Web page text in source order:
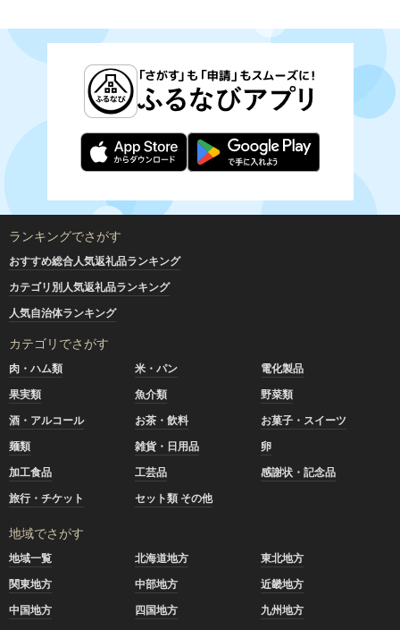
ランキングでさがす
おすすめ総合人気返礼品ランキング
カテゴリ別人気返礼品ランキング
人気自治体ランキング
カテゴリでさがす
肉・ハム類 米・パン
電化製品
果実類
魚介類
野菜類
酒・アルコール
お茶・飲料
お菓子・スイーツ
麺類
雑貨・日用品
卵
加工食品
工芸品
感謝状・記念品
旅行・チケット
セット類 その他
地域でさがす
地域一覧 北海道地方
東北地方
関東地方
中部地方
近畿地方
中国地方
四国地方 九州地方